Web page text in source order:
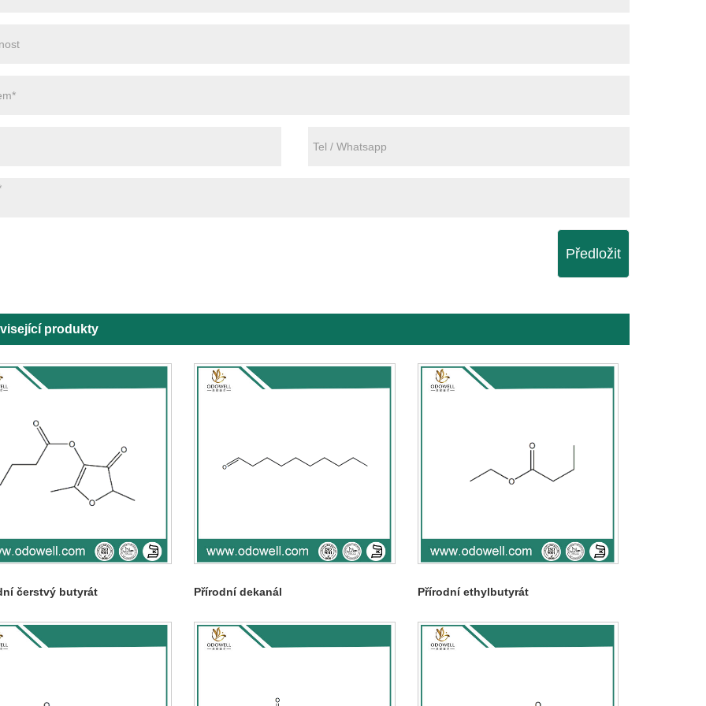
Předložit
produkty
čerstvý butyrát Přírodní dekanál Přírodní ethylbutyrát